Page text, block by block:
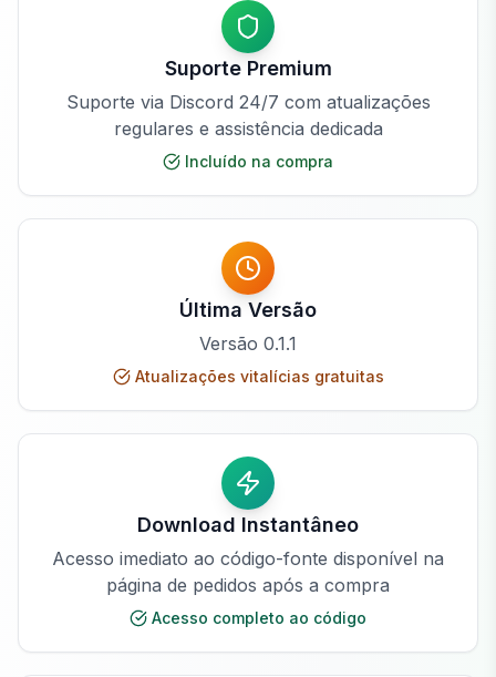
Suporte Premium
Suporte via Discord 24/7 com atualizações
regulares e assistência dedicada
Incluído na compra
Última Versão
Versão 0.1.1
Atualizações vitalícias gratuitas
Download Instantâneo
Acesso imediato ao código-fonte disponível na
página de pedidos após a compra
Acesso completo ao código